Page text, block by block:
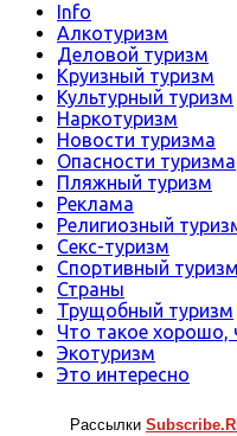
Info
Алкотуризм
Деловой туризм
Круизный туризм
Культурный туризм
Наркотуризм
Новости туризма
Опасности туризма
Пляжный туризм
Реклама
Религиозный
Секс-туризм
Спортивный туризм
Страны
Трущобный туризм
Что такое хорошо,
Экотуризм
Это интересно
Рассылки